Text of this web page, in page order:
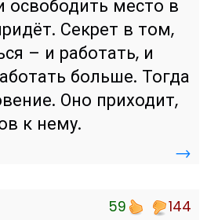
освободить место в
Секрет в том,
– и работать, и
больше. Тогда
Оно приходит,
к нему.
→
59 144